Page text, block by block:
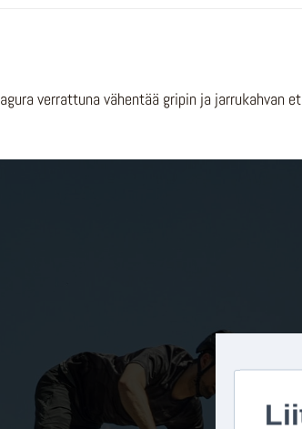
verrattuna vähentää gripin ja jarrukahvan